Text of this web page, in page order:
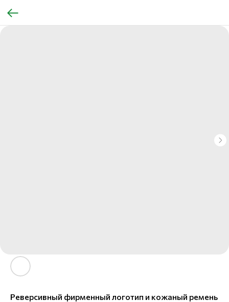
Реверсивный фирменный логотип и кожаный ремень